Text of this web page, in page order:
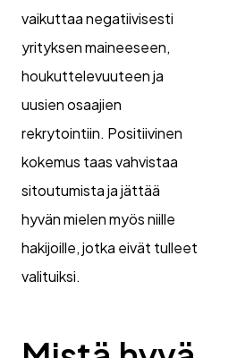
vaikuttaa negatiivisesti
yrityksen maineeseen,
houkuttelevuuteen ja
uusien osaajien
rekrytointiin. Positiivinen
kokemus taas vahvistaa
sitoutumista ja jättää
hyvän mielen myös niille
hakijoille, jotka eivät tulleet
valituiksi.